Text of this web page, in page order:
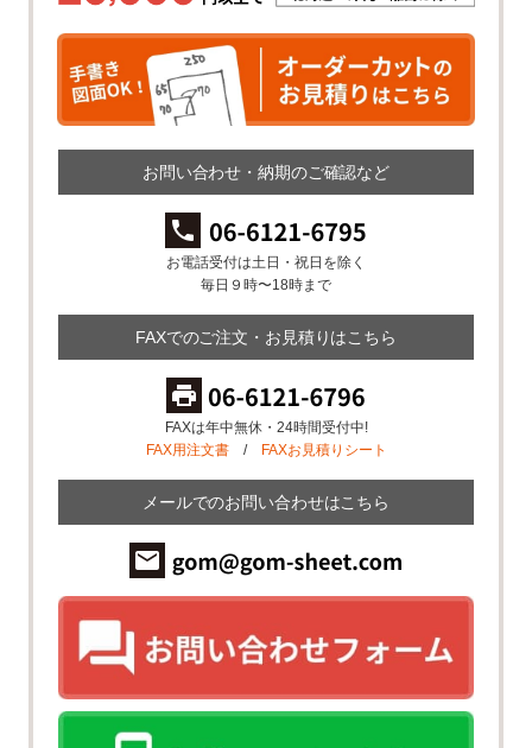
お問い合わせ・納期のご確認など
お電話受付は土日・祝日を除く
毎日９時〜18時まで
FAXでのご注文・お見積りはこちら
FAXは年中無休・24時間受付中!
FAX用注文書/ FAXお見積りシート
メールでのお問い合わせはこちら